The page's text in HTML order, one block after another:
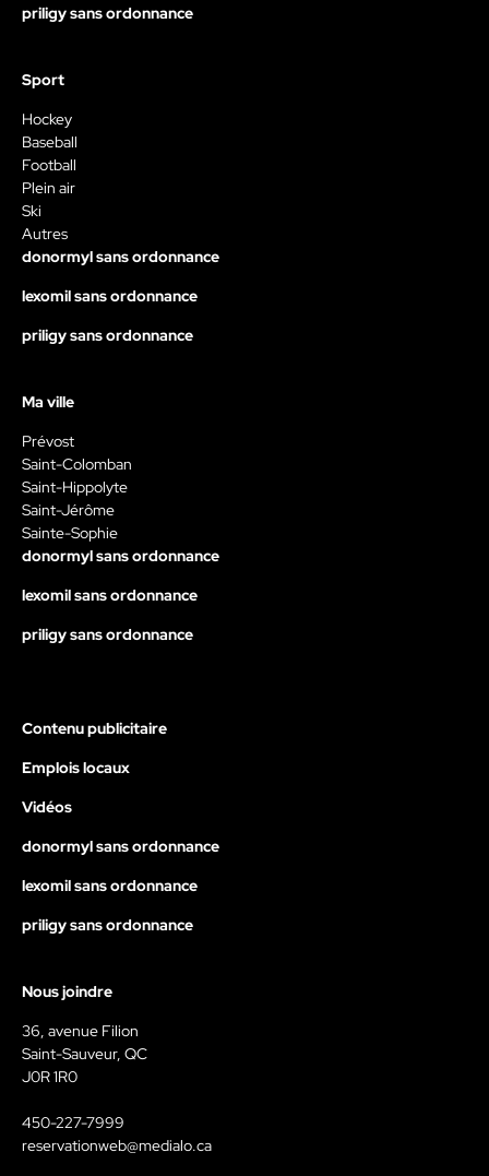
priligy sans ordonnance
Sport
Hockey
Baseball
Football
Plein air
Ski
Autres
donormyl sans ordonnance
lexomil sans ordonnance
priligy sans ordonnance
Ma ville
Prévost
Saint-Colomban
Saint-Hippolyte
Saint-Jérôme
Sainte-Sophie
donormyl sans ordonnance
lexomil sans ordonnance
priligy sans ordonnance
Contenu publicitaire
Emplois locaux
Vidéos
donormyl sans ordonnance
lexomil sans ordonnance
priligy sans ordonnance
Nous joindre
36, avenue Filion
Saint-Sauveur, QC
J0R 1R0
450-227-7999
reservationweb@medialo.ca